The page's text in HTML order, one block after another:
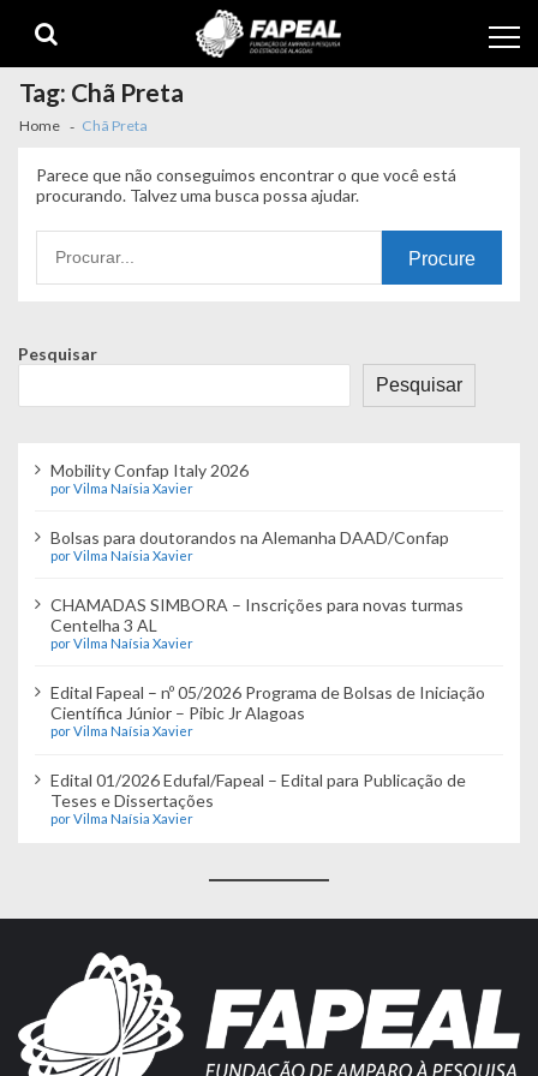
navigation
content
Tag: Chã Preta
Home Chã Preta
Parece que não conseguimos encontrar o que você está
procurando. Talvez uma busca possa ajudar.
por:
Pesquisar
Pesquisar
Mobility Confap Italy 2026
por Vilma Naísia Xavier
Bolsas para doutorandos na Alemanha DAAD/Confap
por Vilma Naísia Xavier
CHAMADAS SIMBORA – Inscrições para novas turmas
Centelha 3 AL
por Vilma Naísia Xavier
Edital Fapeal – nº 05/2026 Programa de Bolsas de Iniciação
Científica Júnior – Pibic Jr Alagoas
por Vilma Naísia Xavier
Edital 01/2026 Edufal/Fapeal – Edital para Publicação de
Teses e Dissertações
por Vilma Naísia Xavier